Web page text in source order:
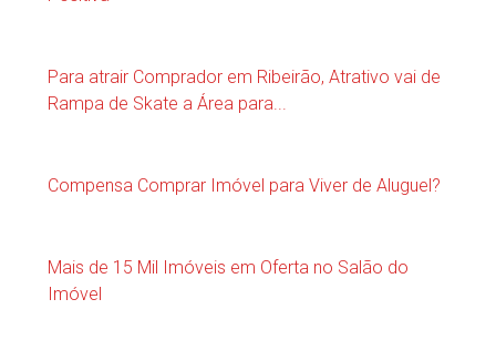
Para atrair Comprador em Ribeirão, Atrativo vai de
Rampa de Skate a Área para...
Compensa Comprar Imóvel para Viver de Aluguel?
Mais de 15 Mil Imóveis em Oferta no Salão do
Imóvel